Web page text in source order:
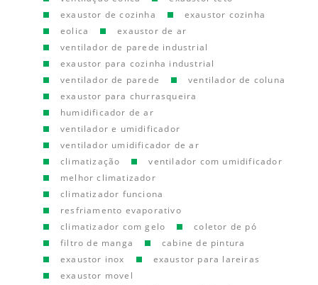
exaustor de cozinha
exaustor cozinha
eolica
exaustor de ar
ventilador de parede industrial
exaustor para cozinha industrial
ventilador de parede
ventilador de coluna
exaustor para churrasqueira
humidificador de ar
ventilador e umidificador
ventilador umidificador de ar
climatização
ventilador com umidificador
melhor climatizador
climatizador funciona
resfriamento evaporativo
climatizador com gelo
coletor de pó
filtro de manga
cabine de pintura
exaustor inox
exaustor para lareiras
exaustor movel